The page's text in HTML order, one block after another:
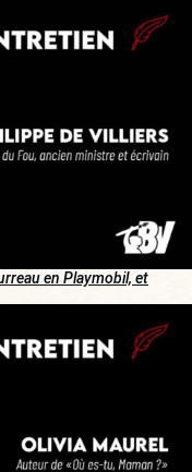
en Playmobil, et